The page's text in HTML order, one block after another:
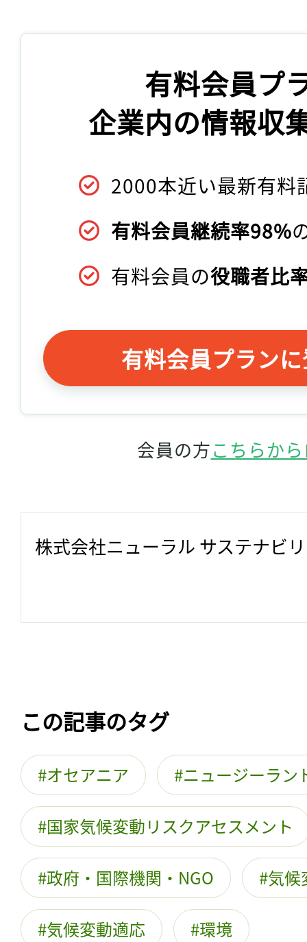
有料会員プ
企業内の情報収
2000本近い最新有料
有料会員継続率98%
有料会員の役職者比
有料会員プラン
会員の方こちらか
株式会社ニューラル サステナビ
この記事のタグ
オセアニア ニュージーラン
国家気候変動リスクアセスメント
政府・国際機関・NGO 気候
気候変動適応 環境